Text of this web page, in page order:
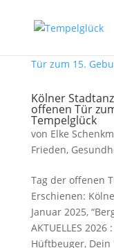
Kölner
offenen Tür
Tempelglück
von Elke
Frieden,
Tag der offenen
Erschienen:
Januar 2025,
AKTUELLES
Hüftbeuger,